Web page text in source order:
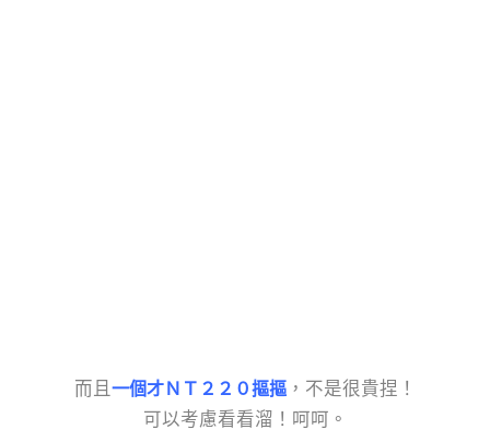
而且 一個才ＮＴ２２０摳摳，不是很貴捏！
可以考慮看看溜！呵呵。